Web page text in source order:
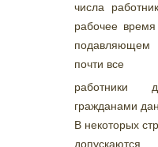
числа
рабочее
почти все
работники
гражданами
В некоторых